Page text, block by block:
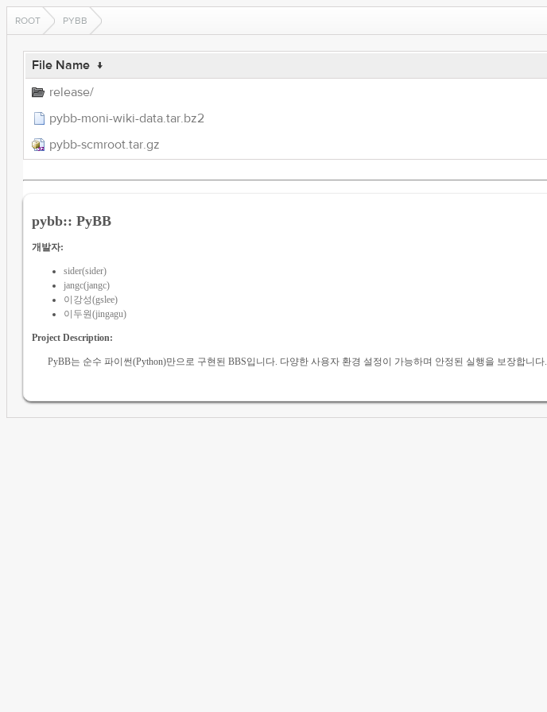
ROOT PYBB
File Name ↓
release/
pybb-moni-wiki-data.tar.bz2
pybb-scmroot.tar.gz
pybb:: PyBB
개발자:
sider(sider)
jangc(jangc)
이강성(gslee)
이두원(jingagu)
Project Description:
PyBB는 순수 파이썬(Python)만으로 구현된 BBS입니다. 다양한 사용자 환경 설정이 가능하며 안정된 실행을 보장합니다.